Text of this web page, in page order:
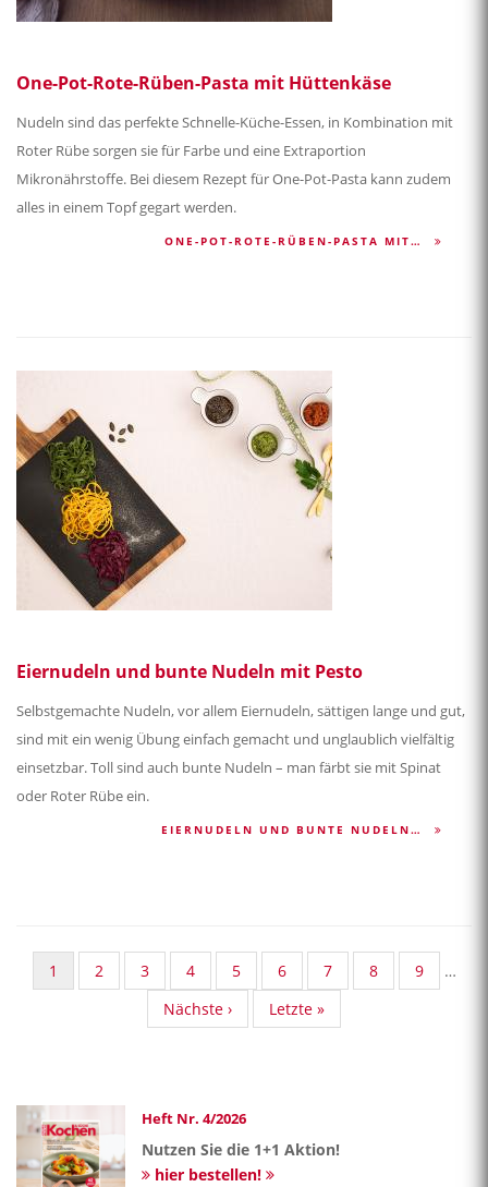
One-Pot-Rote-Rüben-Pasta mit Hüttenkäse
Nudeln sind das perfekte Schnelle-Küche-Essen, in Kombination mit
Roter Rübe sorgen sie für Farbe und eine Extraportion
Mikronährstoffe. Bei diesem Rezept für One-Pot-Pasta kann zudem
alles in einem Topf gegart werden.
ONE-POT-ROTE-RÜBEN-PASTA MIT…
Eiernudeln und bunte Nudeln mit Pesto
Selbstgemachte Nudeln, vor allem Eiernudeln, sättigen lange und gut,
sind mit ein wenig Übung einfach gemacht und unglaublich vielfältig
einsetzbar. Toll sind auch bunte Nudeln – man färbt sie mit Spinat
oder Roter Rübe ein.
EIERNUDELN UND BUNTE NUDELN…
Aktuelle
Seite
1
Standard
Taxonomy
2
Standard
Taxonomy
Seite
3
Standard
Taxonomy
Seite
4
Standard
Taxonomy
5
Standard
Taxonomy
Seite
6
Standard
Taxonomy
7
Standard
Taxonomy
8
Standard
Taxonomy
9
…
Nächste
Seite
Nächste ›
Last
page
Letzte »
Heft Nr. 4/2026
Nutzen Sie die 1+1 Aktion!
hier bestellen!